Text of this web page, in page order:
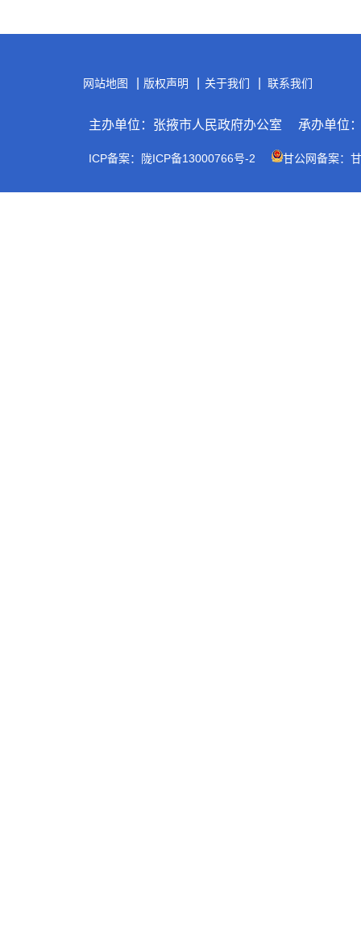
网站地图 版权声明 关于我们 联系我们
主办单位：张掖市人民政府办公室 承办单位
ICP备案：陇ICP备13000766号-2 甘公网备案：